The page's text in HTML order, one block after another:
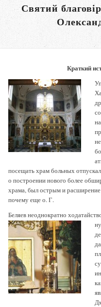
Святий
Краткий
посещать храм больных
о построении нового более
храма, был острым и
почему еще о. Г.
Беляев неоднократно